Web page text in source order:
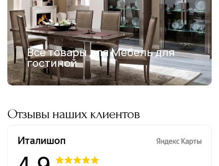
Все товары для Мебель для
гостиной
Отзывы наших клиентов